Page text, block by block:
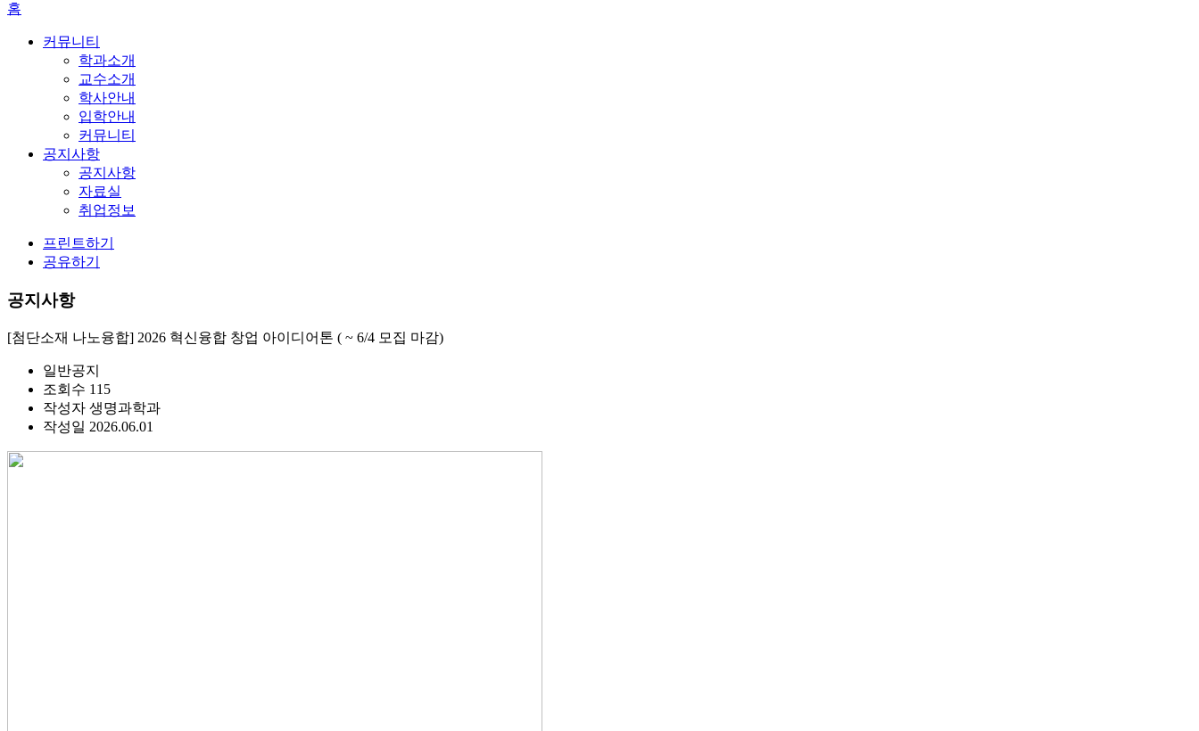
홈
커뮤니티
학과소개
교수소개
학사안내
입학안내
커뮤니티
공지사항
공지사항
자료실
취업정보
프린트하기
공유하기
공지사항
[첨단소재 나노융합] 2026 혁신융합 창업 아이디어톤 ( ~ 6/4 모집 마감)
일반공지
조회수 115
작성자 생명과학과
작성일 2026.06.01